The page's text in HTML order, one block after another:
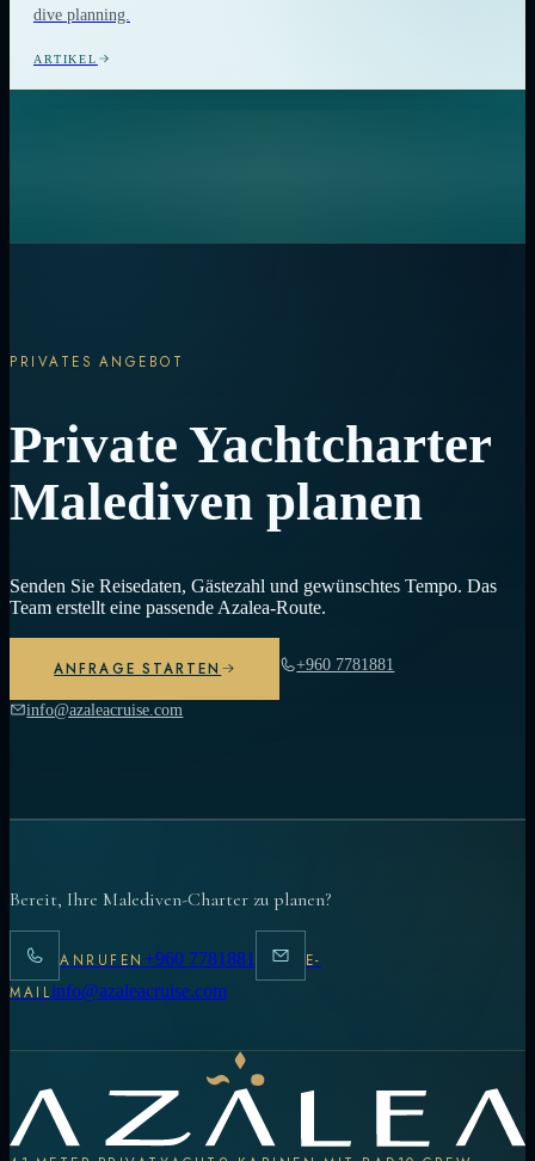
dive planning.
ARTIKEL
PRIVATES ANGEBOT
Private Yachtcharter
Malediven planen
Senden Sie Reisedaten, Gästezahl und gewünschtes Tempo. Das
Team erstellt eine passende Azalea-Route.
ANFRAGE STARTEN +960 7781881
info@azaleacruise.com
Bereit, Ihre Malediven-Charter zu planen?
ANRUFEN +960 7781881
E-
MAILinfo@azaleacruise.com